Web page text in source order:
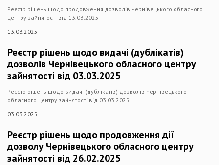
Реєстр рішень щодо продовження дозволів Чернівецького обласного
центру зайнятості від 13.03.2025
13.03.2025
Реєстр рішень щодо видачі (дублікатів)
дозволів Чернівецького обласного центру
зайнятості від 03.03.2025
Реєстр рішень щодо видачі (дублікатів) дозволів Чернівецького
обласного центру зайнятості від 03.03.2025
03.03.2025
Реєстр рішень щодо продовження дії
дозволу Чернівецького обласного центру
зайнятості від 26.02.2025